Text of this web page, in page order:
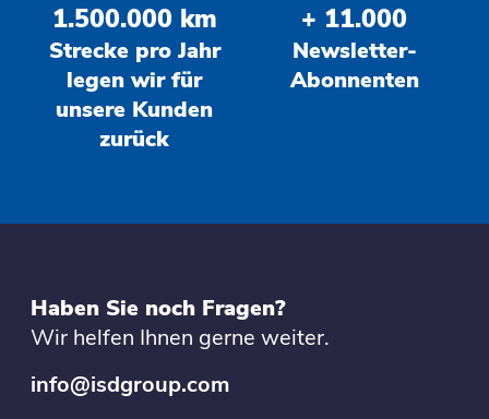
1.500.000 km
Strecke pro Jahr
legen wir für
unsere Kunden
zurück
+ 11.000
Newsletter-
Abonnenten
Haben Sie noch Fragen?
Wir helfen Ihnen gerne weiter.
info@isdgroup.com